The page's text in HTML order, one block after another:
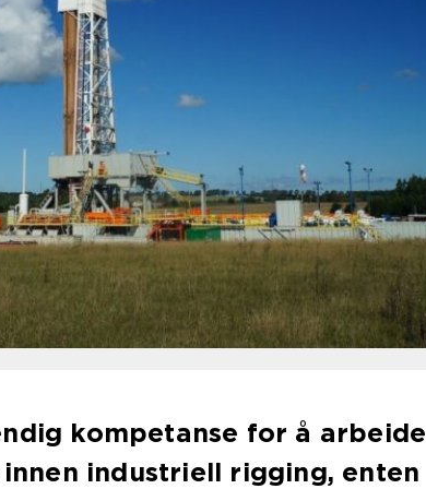
kompetanse for å arbeide
industriell rigging, enten